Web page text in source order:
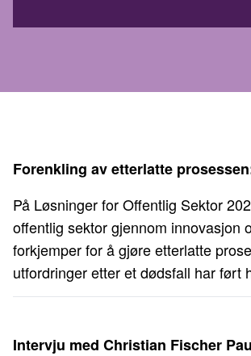
Forenkling av etterlatte
På Løsninger for Offentlig Sektor
offentlig sektor gjennom innovasjon
forkjemper for å gjøre etterlatte
utfordringer etter et dødsfall har ført
Intervju med Christian Fischer